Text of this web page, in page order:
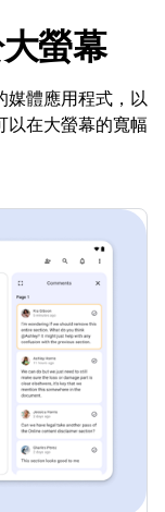
螢幕
媒體應用程式，以
以在大螢幕的寬幅